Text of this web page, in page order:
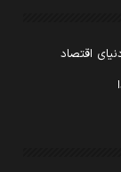
اقتصاد